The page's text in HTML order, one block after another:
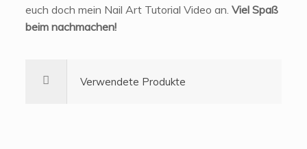
euch doch mein Nail Art Tutorial Video an. Viel Spaß
beim nachmachen!
Verwendete Produkte